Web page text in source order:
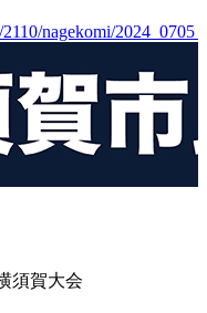
nagekomi/
須賀大会